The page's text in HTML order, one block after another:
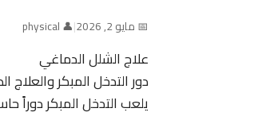
📅 مايو 2, 2026 |
👤 physical
علاج الشلل الدماغي
دور التدخل المبكر
يلعب التدخل المبكر دوراً